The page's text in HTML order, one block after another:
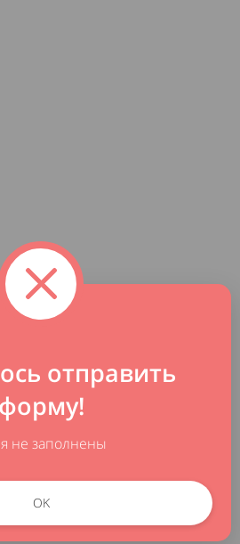
отправить
форму!
не заполнены
OK